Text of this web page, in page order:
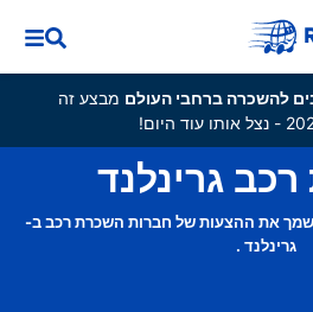
מבצע זה
גרינלנד
בשמך את ההצעות של חברות השכרת רכב ב-
גרינלנד .